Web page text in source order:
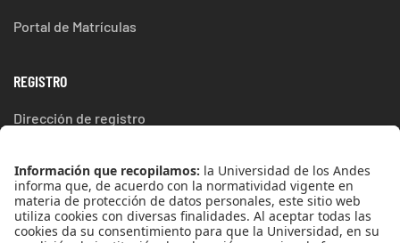
Portal de Matrículas
REGISTRO
Dirección de registro
ESTUDIA EN UNIANDES
Aspirantes Uniandes